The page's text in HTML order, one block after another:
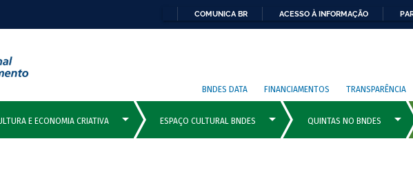
COMUNICA BR ACESSO À INFORMAÇÃO
BNDES DATA FINANCIAMENTOS TRANSPARÊNCIA